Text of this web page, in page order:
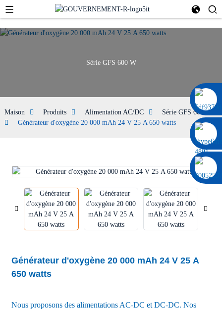
0086 13322920697
Série GFS 600 W
Maison Produits Alimentation AC/DC
Série GFS 600 W
Générateur d'oxygène 20 000 mAh 24 V 25 A 650 watts
Générateur d'oxygène 20 000 mAh 24 V 25 A
650 watts
Nous proposons des alimentations AC-DC et DC-DC. Nos